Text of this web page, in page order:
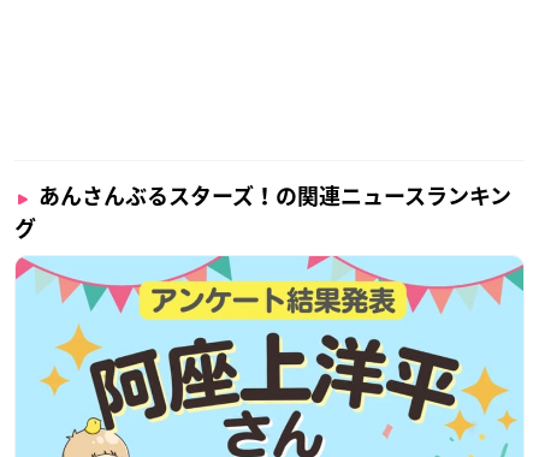
あんさんぶるスターズ！の関連ニュースランキン
グ